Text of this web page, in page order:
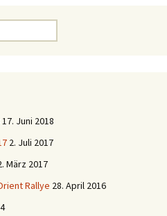
17. Juni 2018
2. Juli 2017
März 2017
Rallye 28. April 2016